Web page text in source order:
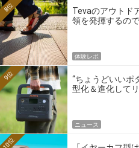
Tevaのアウトド
領を発揮するの
8位
体験レポ
“ちょうどいいポ
型化＆進化して
9位
ニュース
10位